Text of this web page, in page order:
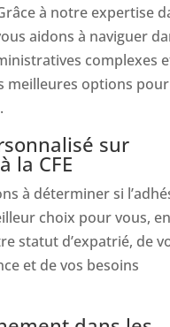
à notre expertise
aidons à naviguer
complexes
meilleures options
sur
la CFE
à déterminer si
choix pour vous, en
statut d’expatrié, de
et de vos besoins